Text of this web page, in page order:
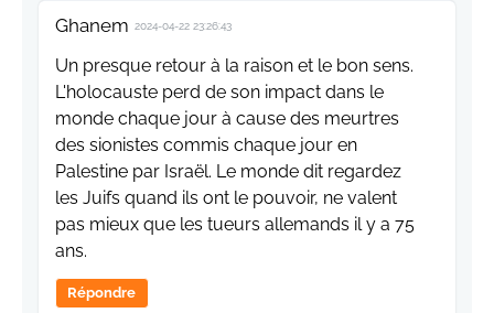
Ghanem 2024-04-22 23:26:43
Un presque retour à la raison et le bon sens.
L'holocauste perd de son impact dans le
monde chaque jour à cause des meurtres
des sionistes commis chaque jour en
Palestine par Israël. Le monde dit regardez
les Juifs quand ils ont le pouvoir, ne valent
pas mieux que les tueurs allemands il y a 75
ans.
Répondre